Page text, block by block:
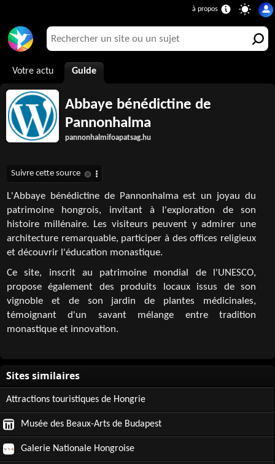
Votre actu Guide
Abbaye bénédictine de
Pannonhalma
pannonhalmifoapatsag.hu
L'Abbaye bénédictine de Pannonhalma est un joyau du
patrimoine hongrois, invitant à l'exploration de son
histoire millénaire. Les visiteurs peuvent y admirer une
architecture remarquable, participer à des offices religieux
et découvrir l'éducation monastique.
Ce site, inscrit au patrimoine mondial de l'UNESCO,
propose également des produits locaux issus de son
vignoble et de son jardin de plantes médicinales,
témoignant d'un savant mélange entre tradition
monastique et innovation.
Attractions touristiques de Hongrie
Musée des Beaux-Arts de Budapest
Galerie Nationale Hongroise